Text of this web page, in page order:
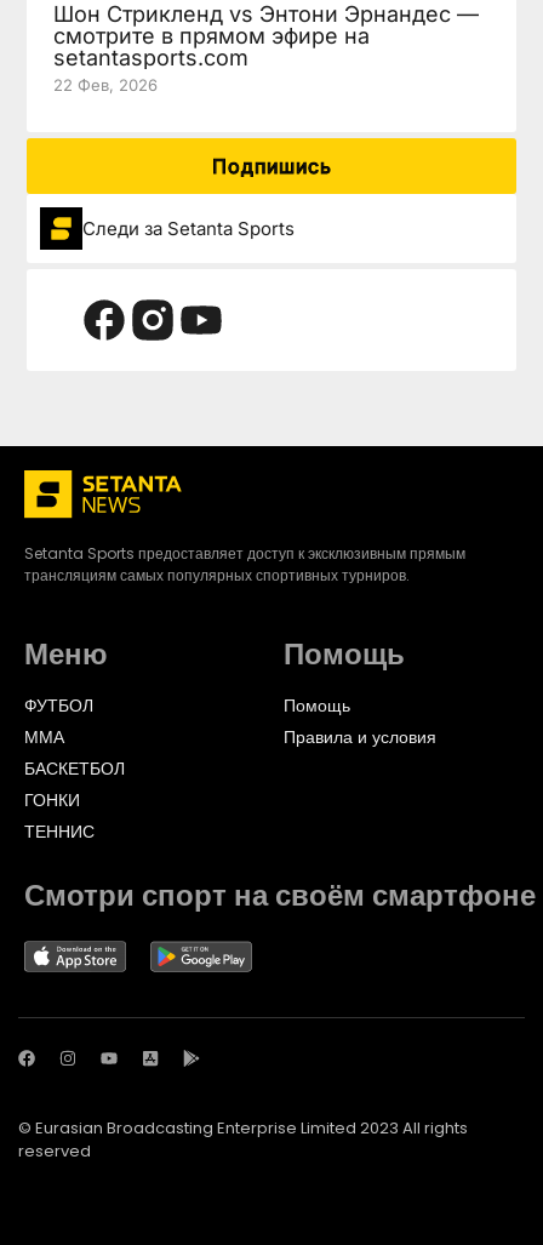
Шон Стрикленд vs Энтони Эрнандес —
смотрите в прямом эфире на
setantasports.com
22 Фев, 2026
Подпишись
Следи за Setanta Sports
Setanta Sports предоставляет доступ к эксклюзивным прямым
трансляциям самых популярных спортивных турниров.
Меню
ФУТБОЛ
ММА
БАСКЕТБОЛ
ГОНКИ
ТЕННИС
Помощь
Помощь
Правила и условия
Смотри спорт на своём смартфоне
© Eurasian Broadcasting Enterprise Limited 2023 All rights
reserved